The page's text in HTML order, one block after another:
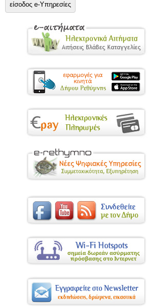
είσοδος e-Υπηρεσίες